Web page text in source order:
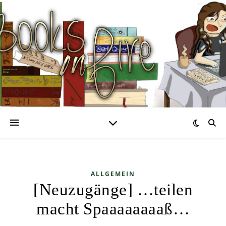
ALLGEMEIN
[Neuzugänge] …teilen
macht Spaaaaaaaaß…